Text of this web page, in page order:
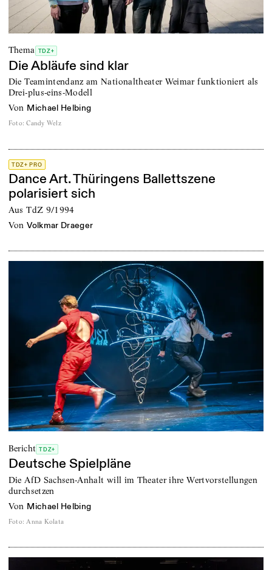
Thema TDZ+
Die Abläufe sind klar
Die Teamintendanz am Nationaltheater Weimar funktioniert als
Drei-plus-eins-Modell
von Michael Helbing
Foto: Candy Welz
TDZ+ PRO
Dance Art. Thüringens Ballettszene
polarisiert sich
Aus TdZ 9/1994
von Volkmar Draeger
Bericht TDZ+
Deutsche Spielpläne
Die AfD Sachsen-Anhalt will im Theater ihre Wertvorstellungen
durchsetzen
von Michael Helbing
Foto: Anna Kolata